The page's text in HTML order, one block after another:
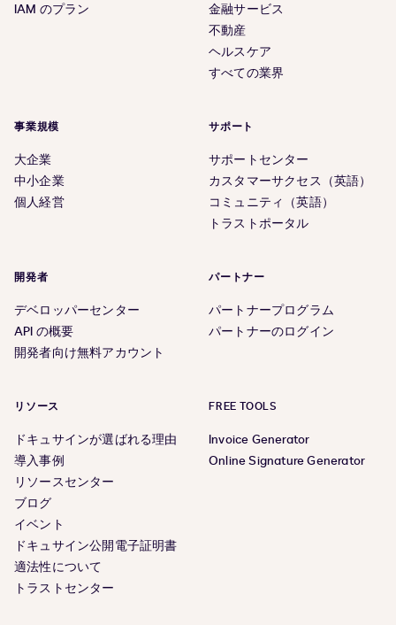
IAM のプラン
金融サービス
不動産
ヘルスケア
すべての業界
事業規模
大企業
中小企業
個人経営
サポート
サポートセンター
カスタマーサクセス（英語）
コミュニティ（英語）
トラストポータル
開発者
デベロッパーセンター
API の概要
開発者向け無料アカウント
パートナー
パートナープログラム
パートナーのログイン
リソース
ドキュサインが選ばれる理由
導入事例
リソースセンター
ブログ
イベント
ドキュサイン公開電子証明書
適法性について
トラストセンター
FREE TOOLS
Invoice Generator
Online Signature Generator